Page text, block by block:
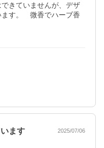
きていませんが、デザ
す。　微香でハーブ香
ます 2025/07/06